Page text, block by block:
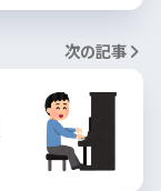
次の記事